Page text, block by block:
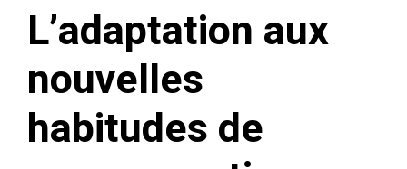
L’adaptation aux
nouvelles
habitudes de